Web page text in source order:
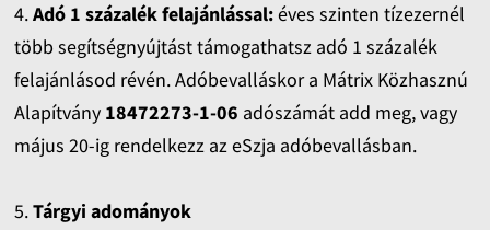
4.Adó 1 százalék felajánlással:éves szinten tízezernél
több segítségnyújtást támogathatsz adó 1 százalék
felajánlásod révén. Adóbevalláskor a Mátrix Közhasznú
Alapítvány 18472273-1-06 adószámát add meg, vagy
május 20-ig rendelkezz az eSzja adóbevallásban.
5.Tárgyi adományok